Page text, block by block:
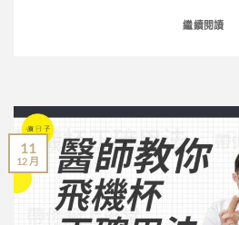
繼續閱讀
11
12 月